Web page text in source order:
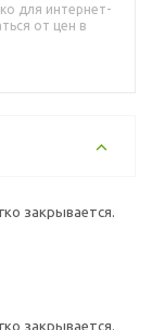
для интернет-
от цен в
закрывается.
закрывается.